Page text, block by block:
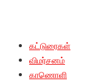
கட்டுரைகள்
விமர்சனம்
காணொளி